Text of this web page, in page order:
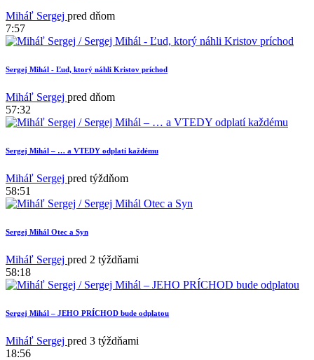
Miháľ Sergej pred dňom
7:57
Sergej Mihál - Ľud, ktorý náhli Kristov príchod
Miháľ Sergej pred dňom
57:32
Sergej Mihál – … a VTEDY odplatí každému
Miháľ Sergej pred týždňom
58:51
Sergej Mihál Otec a Syn
Miháľ Sergej pred 2 týždňami
58:18
Sergej Mihál – JEHO PRÍCHOD bude odplatou
Miháľ Sergej pred 3 týždňami
18:56